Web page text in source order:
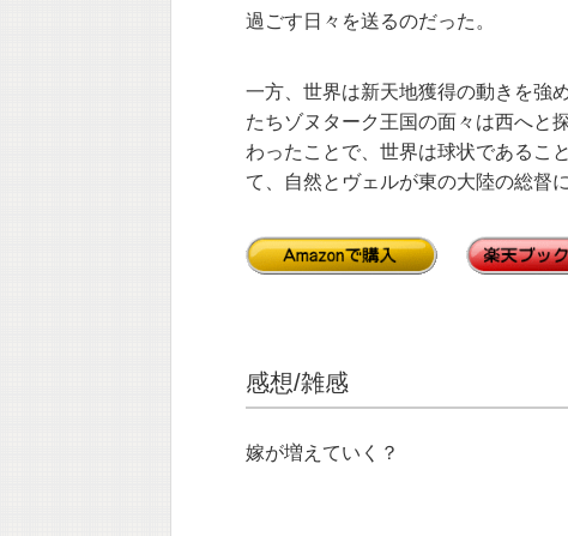
過ごす日々を送るのだった。
一方、世界は新天地獲得の動きを強
たちゾヌターク王国の面々は西へと
わったことで、世界は球状であるこ
て、自然とヴェルが東の大陸の総督
感想/雑感
嫁が増えていく？